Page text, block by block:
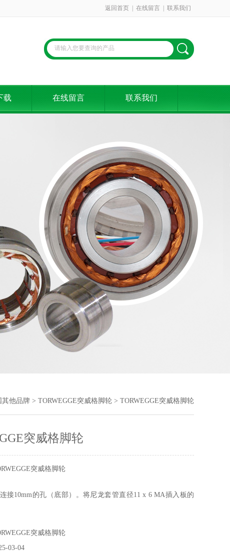
返回首页 在线留言 联系我们
载 在线留言 联系我们
其他品牌 > TORWEGGE突威格脚轮 > TORWEGGE突威格脚轮
突威格脚轮
突威格脚轮
接10mm的孔（底部）。将尼龙套管直径11 x 6 MA插入板的
）。M8螺丝在底座中心有一个微孔板附加。 覆盖两个面板并
紧。
突威格脚轮
03-04